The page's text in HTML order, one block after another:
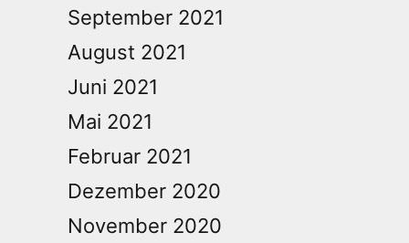
September 2021
August 2021
Juni 2021
Mai 2021
Februar 2021
Dezember 2020
November 2020